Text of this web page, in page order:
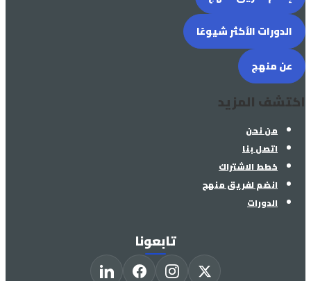
الدورات الأكثر شيوعًا
عن منهج
اكتشف المزيد
من نحن
اتصل بنا
خطط الاشتراك
انضم لفريق منهج
الدورات
تابعونا